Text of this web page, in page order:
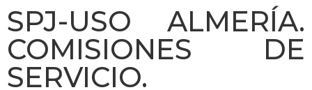
SPJ-USO ALMERÍA.
COMISIONES DE
SERVICIO.